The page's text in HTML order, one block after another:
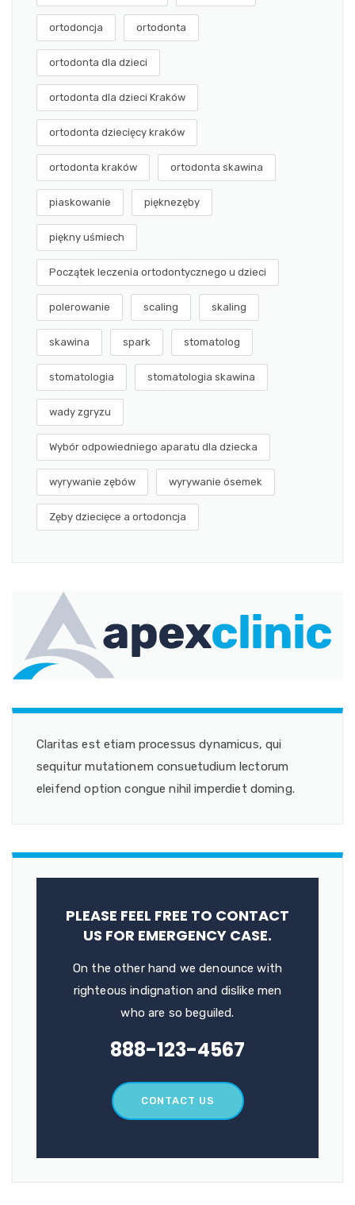
ortodoncja ortodonta
ortodonta dla dzieci
ortodonta dla dzieci Kraków
ortodonta dziecięcy kraków
ortodonta kraków ortodonta skawina
piaskowanie pięknezęby
piękny uśmiech
Początek leczenia ortodontycznego u dzieci
polerowanie scaling skaling
skawina spark stomatolog
stomatologia stomatologia skawina
wady zgryzu
Wybór odpowiedniego aparatu dla dziecka
wyrywanie zębów wyrywanie ósemek
Zęby dziecięce a ortodoncja
Claritas est etiam processus dynamicus, qui
sequitur mutationem consuetudium lectorum
eleifend option congue nihil imperdiet doming.
PLEASE FEEL FREE TO CONTACT
US FOR EMERGENCY CASE.
On the other hand we denounce with
righteous indignation and dislike men
who are so beguiled.
888-123-4567
CONTACT US